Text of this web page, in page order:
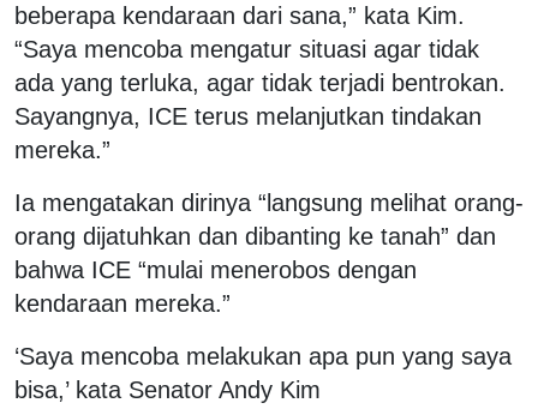
beberapa kendaraan dari sana,” kata Kim.
“Saya mencoba mengatur situasi agar tidak
ada yang terluka, agar tidak terjadi bentrokan.
Sayangnya, ICE terus melanjutkan tindakan
mereka.”
Ia mengatakan dirinya “langsung melihat orang-
orang dijatuhkan dan dibanting ke tanah” dan
bahwa ICE “mulai menerobos dengan
kendaraan mereka.”
‘Saya mencoba melakukan apa pun yang saya
bisa,’ kata Senator Andy Kim